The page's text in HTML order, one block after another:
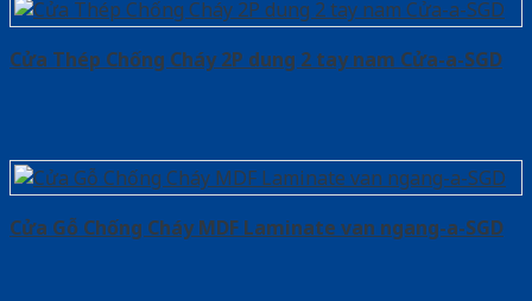
Cửa Thép Chống Cháy 2P dung 2 tay nam Cửa-a-SGD
Cửa Gỗ Chống Cháy MDF Laminate van ngang-a-SGD